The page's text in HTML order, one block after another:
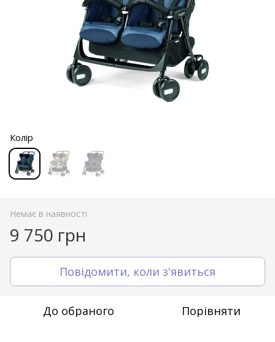
Колір
Немає в наявності
9 750 грн
Повідомити, коли з'явиться
До обраного Порівняти